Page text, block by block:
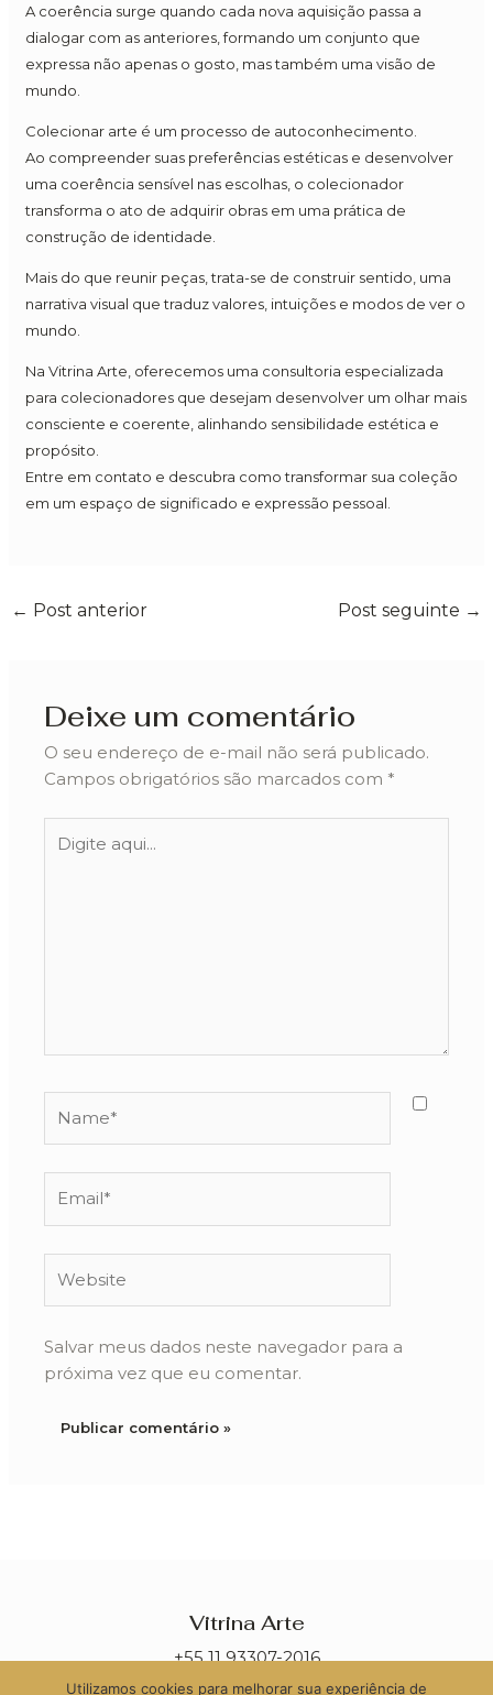
A coerência surge quando cada nova aquisição passa a
dialogar com as anteriores, formando um conjunto que
expressa não apenas o gosto, mas também uma visão de
mundo.
Colecionar arte é um processo de autoconhecimento.
Ao compreender suas preferências estéticas e desenvolver
uma coerência sensível nas escolhas, o colecionador
transforma o ato de adquirir obras em uma prática de
construção de identidade.
Mais do que reunir peças, trata-se de construir sentido, uma
narrativa visual que traduz valores, intuições e modos de ver o
mundo.
Na Vitrina Arte, oferecemos uma consultoria especializada
para colecionadores que desejam desenvolver um olhar mais
consciente e coerente, alinhando sensibilidade estética e
propósito.
Entre em contato e descubra como transformar sua coleção
em um espaço de significado e expressão pessoal.
← Post anterior Post seguinte →
Deixe um comentário
O seu endereço de e-mail não será publicado.
Campos obrigatórios são marcados com *
aqui...
Salvar meus dados neste navegador para a
próxima vez que eu comentar.
Vitrina Arte
+55 11 93307-2016
Utilizamos cookies para melhorar sua experiência de